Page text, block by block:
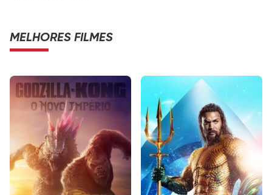
MELHORES FILMES